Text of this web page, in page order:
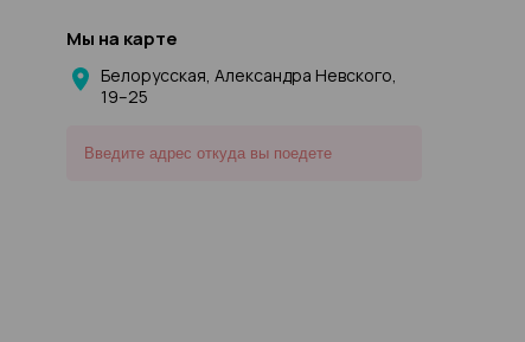
Мы на карте
Белорусская, Александра Невского,
19–25